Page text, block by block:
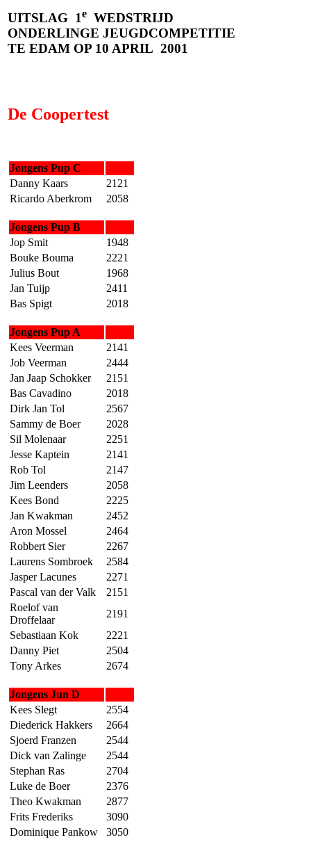
UITSLAG 1e WEDSTRIJD
ONDERLINGE JEUGDCOMPETITIE
TE EDAM OP 10 APRIL 2001
De Coopertest
Jongens Pup C
Danny Kaars
2121
Ricardo Aberkrom
2058
Jongens Pup B
Jop Smit
1948
Bouke Bouma
2221
Julius Bout
1968
Jan Tuijp
2411
Bas Spigt
2018
Jongens Pup A
Kees Veerman
2141
Job Veerman
2444
Jan Jaap Schokker
2151
Bas Cavadino
2018
Dirk Jan Tol
2567
Sammy de Boer
2028
Sil Molenaar
2251
Jesse Kaptein
2141
Rob Tol
2147
Jim Leenders
2058
Kees Bond
2225
Jan Kwakman
2452
Aron Mossel
2464
Robbert Sier
2267
Laurens Sombroek
2584
Jasper Lacunes
2271
Pascal van der Valk
2151
Roelof van
Droffelaar
2191
Sebastiaan Kok
2221
Danny Piet
2504
Tony Arkes
2674
Jongens Jun D
Kees Slegt
2554
Diederick Hakkers
2664
Sjoerd Franzen
2544
Dick van Zalinge
2544
Stephan Ras
2704
Luke de Boer
2376
Theo Kwakman
2877
Frits Frederiks
3090
Dominique Pankow
3050